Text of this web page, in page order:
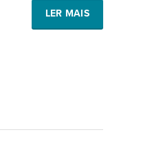
LER MAIS